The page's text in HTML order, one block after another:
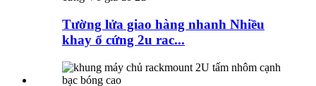
Tường lửa giao hàng nhanh Nhiều
khay ổ cứng 2u rac...